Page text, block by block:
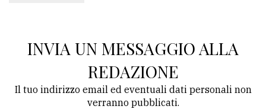
INVIA UN MESSAGGIO ALLA
REDAZIONE
Il tuo indirizzo email ed eventuali dati personali non
verranno pubblicati.